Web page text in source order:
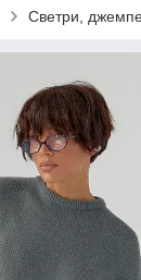
Светри,